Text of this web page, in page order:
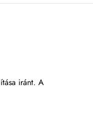
iránt. A